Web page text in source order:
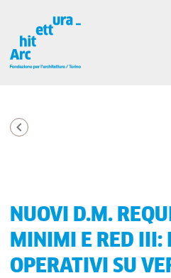
NUOVI D.M.
MINIMI E RED III:
OPERATIVI SU